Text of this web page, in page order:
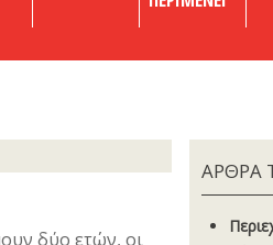
δύο ετών, οι
ΑΡΘΡΑ